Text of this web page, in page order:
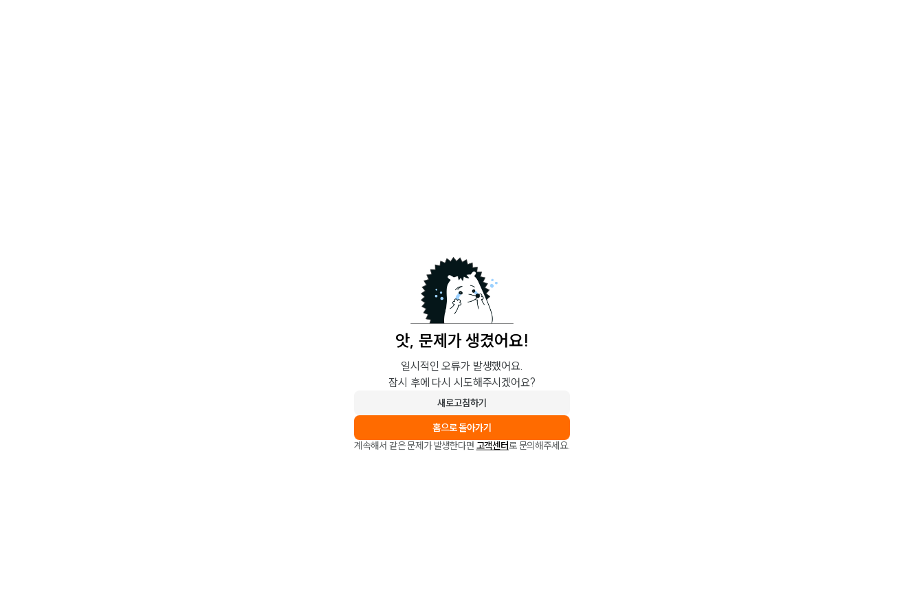
앗, 문제가 생겼어요!
일시적인 오류가 발생했어요.
잠시 후에 다시 시도해주시겠어요?
새로고침하기
홈으로 돌아가기
계속해서 같은 문제가 발생한다면 고객센터로 문의해주세요.